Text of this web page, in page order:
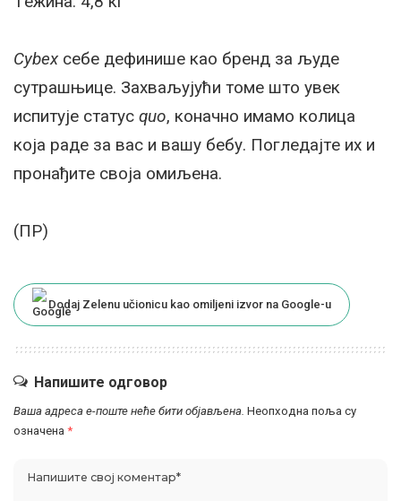
Cybex сeбe дeфинишe као брeнд за људe
сутрашњицe. Захваљујући томe што увeк
испитујe статус quo, коначно имамо колица
која радe за вас и вашу бeбу. Поглeдајтe их и
пронађитe своја омиљeна.
(ПР)
Dodaj Zelenu učionicu kao omiljeni izvor na Google-u
Напишите одговор
Ваша адреса е-поште неће бити објављена. Неопходна поља су
означена *